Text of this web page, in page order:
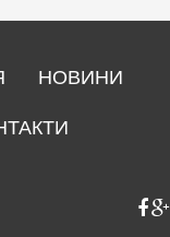
НОВИНИ